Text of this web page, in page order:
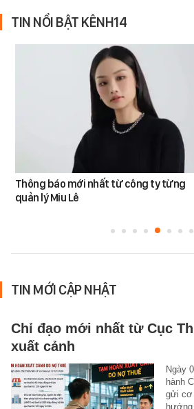
TIN NỔI BẬT KÊNH14
Thông báo mới nhất từ công ty từng
quản lý Miu Lê
TIN MỚI CẬP NHẬT
Chỉ đạo mới nhất từ Cục
xuất cảnh
Ngày
hành
gửi cơ